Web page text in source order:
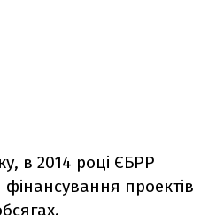
в 2014 році ЄБРР
проектів